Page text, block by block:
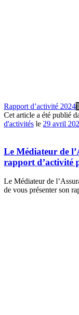
Rapport d’activité 2024
Cet article a été publié
d'activités le 29 avril
Le Médiateur de
rapport d’activité
Le Médiateur de
de vous présenter son